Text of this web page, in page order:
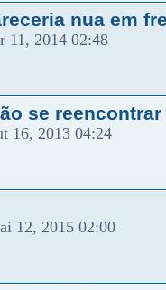
nua em
11, 2014 02:48
se
16, 2013 04:24
12, 2015 02:00